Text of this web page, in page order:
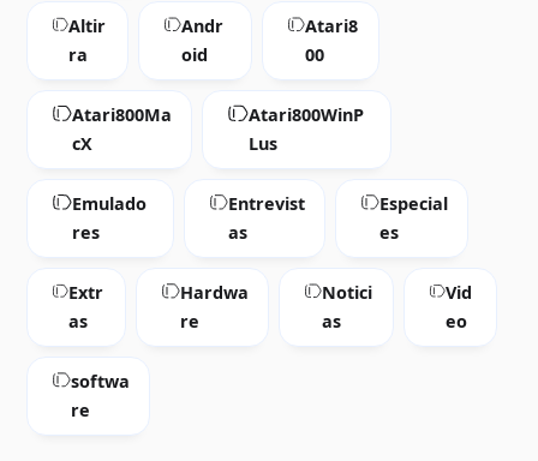
Altir
ra
Andr
oid
Atari8
00
Atari800Ma
cX
Atari800WinP
Lus
Emulado
res
Entrevist
as
Especial
es
Extr
as
Hardwa
re
Notici
as
Vid
eo
softwa
re